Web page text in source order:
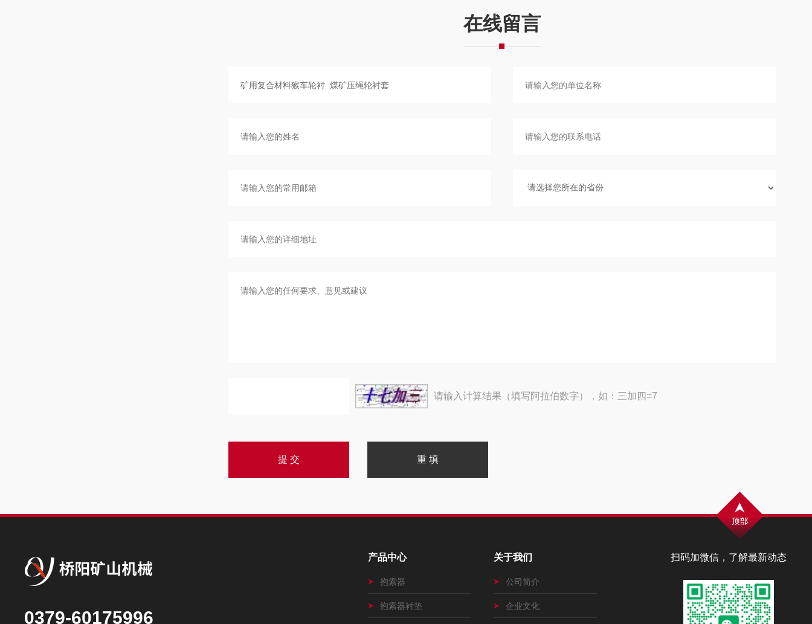
在线留言
请输入计算结果（填写阿拉伯数字），如：三加四=7
扫码加微信，了解最新动态
0379-60175996
产品中心
抱索器
抱索器衬垫
关于我们
公司简介
企业文化